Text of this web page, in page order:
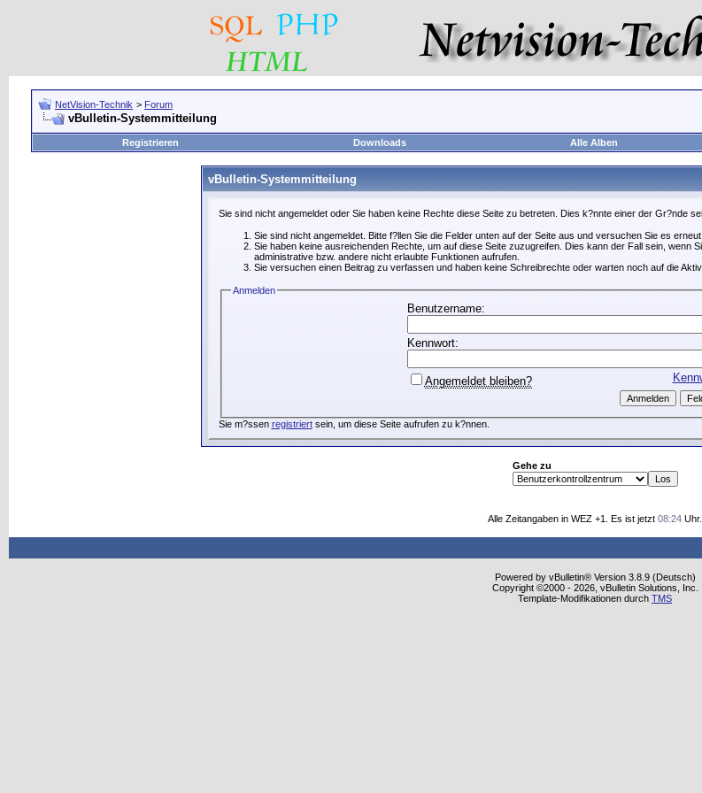
NetVision-Technik > Forum
vBulletin-Systemmitteilung
Registrieren
Downloads Alle Alben
vBulletin-Systemmitteilung
Sie sind nicht angemeldet oder Sie haben keine Rechte diese Seite zu betreten. Dies k?nnte einer der Gr?nde
Sie sind nicht angemeldet. Bitte f?llen Sie die Felder unten auf der Seite aus und versuchen Sie es erneut.
Sie haben keine ausreichenden Rechte, um auf diese Seite zuzugreifen. Dies kann der Fall sein, wenn
administrative bzw. andere nicht erlaubte Funktionen aufrufen.
Sie versuchen einen Beitrag zu verfassen und haben keine Schreibrechte oder warten noch auf die
Anmelden
Benutzername:
Kennwort:
Angemeldet bleiben?
Sie m?ssen registriertsein, um diese Seite aufrufen zu k?nnen.
Gehe zu
Alle Zeitangaben in WEZ +1. Es ist jetzt 08:24 Uhr.
Powered by vBulletin® Version 3.8.9 (Deutsch)
Copyright ©2000 - 2026, vBulletin Solutions, Inc.
Template-Modifikationen durch TMS